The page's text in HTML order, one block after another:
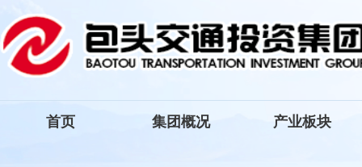
首页 集团概况 产业板块